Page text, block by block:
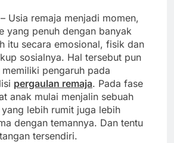
– Usia remaja menjadi momen,
yang penuh dengan banyak
itu secara emosional, fisik dan
sosialnya. Hal tersebut pun
pengaruh pada
pergaulan remaja. Pada fase
anak mulai menjalin sebuah
lebih rumit juga lebih
dengan temannya. Dan tentu
tersendiri.